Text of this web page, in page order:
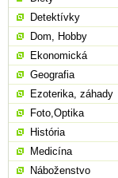
Detektívky
Dom, Hobby
Ekonomická
Geografia
Ezoterika, záhady
Foto,Optika
História
Medicína
Náboženstvo